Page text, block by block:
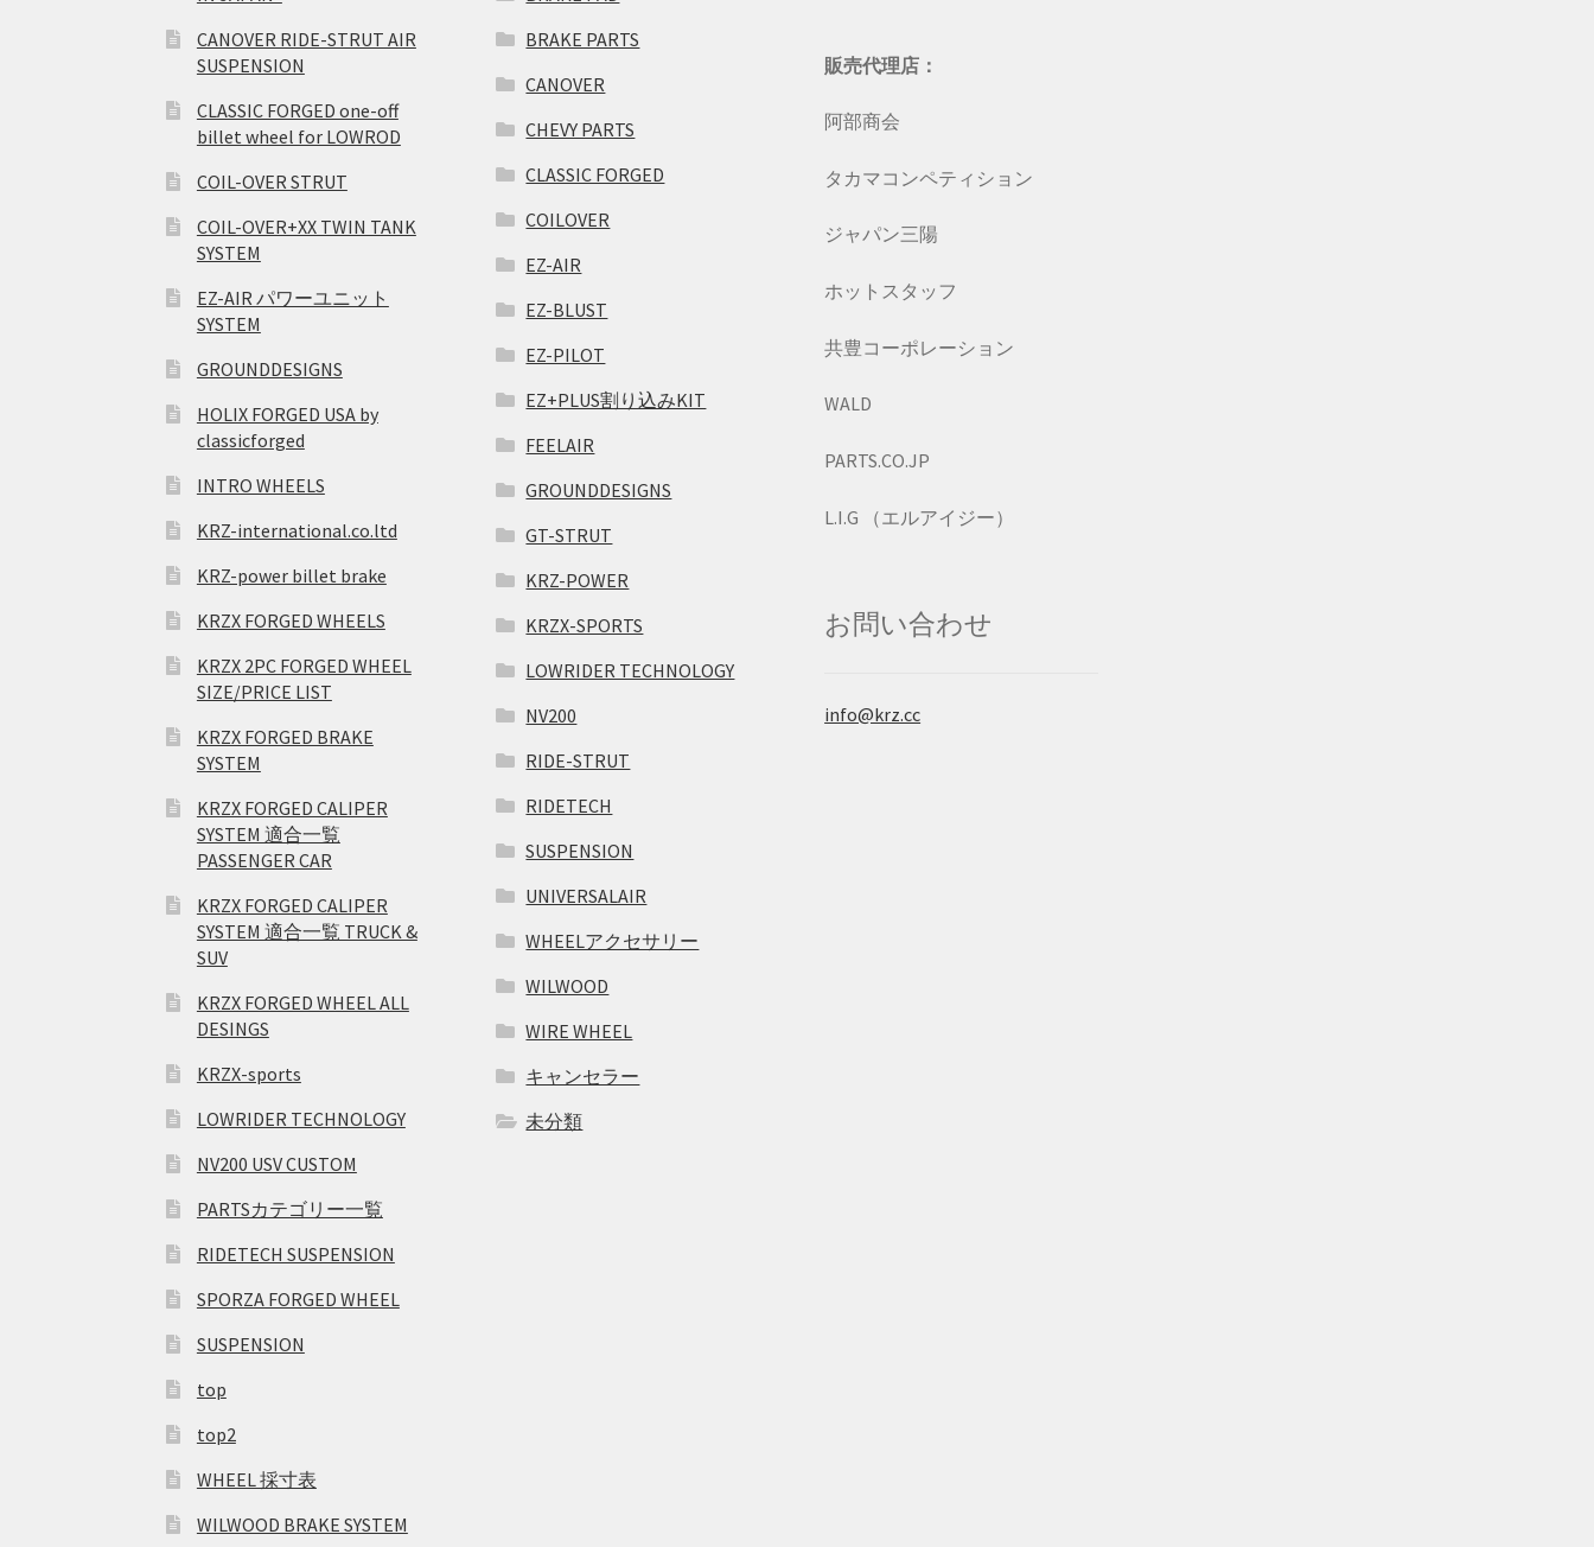
CANOVER RIDE-STRUT AIR
SUSPENSION
CLASSIC FORGED one-off
billet wheel for LOWROD
COIL-OVER STRUT
COIL-OVER+XX TWIN TANK
SYSTEM
EZ-AIR パワーユニット
SYSTEM
GROUNDDESIGNS
HOLIX FORGED USA by
classicforged
INTRO WHEELS
KRZ-international.co.ltd
KRZ-power billet brake
KRZX FORGED WHEELS
KRZX 2PC FORGED WHEEL
SIZE/PRICE LIST
KRZX FORGED BRAKE
SYSTEM
KRZX FORGED CALIPER
SYSTEM 適合一覧
PASSENGER CAR
KRZX FORGED CALIPER
SYSTEM 適合一覧 TRUCK &
SUV
KRZX FORGED WHEEL ALL
DESINGS
KRZX-sports
LOWRIDER TECHNOLOGY
NV200 USV CUSTOM
PARTSカテゴリー一覧
RIDETECH SUSPENSION
SPORZA FORGED WHEEL
SUSPENSION
top
top2
WHEEL 採寸表
WILWOOD BRAKE SYSTEM
BRAKE PARTS
CANOVER
CHEVY PARTS
CLASSIC FORGED
COILOVER
EZ-AIR
EZ-BLUST
EZ-PILOT
EZ+PLUS割り込みKIT
FEELAIR
GROUNDDESIGNS
GT-STRUT
KRZ-POWER
KRZX-SPORTS
LOWRIDER TECHNOLOGY
NV200
RIDE-STRUT
RIDETECH
SUSPENSION
UNIVERSALAIR
WHEELアクセサリー
WILWOOD
WIRE WHEEL
キャンセラー
未分類
販売代理店：
阿部商会
タカマコンペティション
ジャパン三陽
ホットスタッフ
共豊コーポレーション
WALD
PARTS.CO.JP
L.I.G （エルアイジー）
お問い合わせ
info@krz.cc